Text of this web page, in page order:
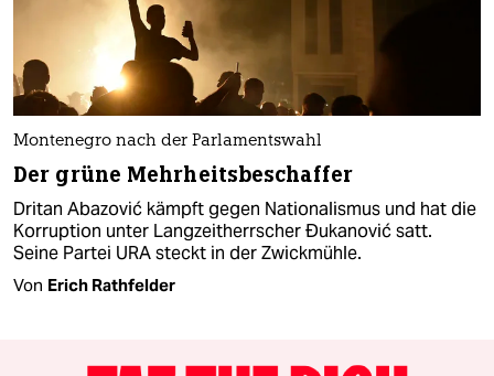
Montenegro nach der Parlamentswahl
Der grüne Mehrheitsbeschaffer
Dritan Abazović kämpft gegen Nationalismus und hat die
Korruption unter Langzeitherrscher Đukanović satt.
Seine Partei URA steckt in der Zwickmühle.
Von Erich Rathfelder